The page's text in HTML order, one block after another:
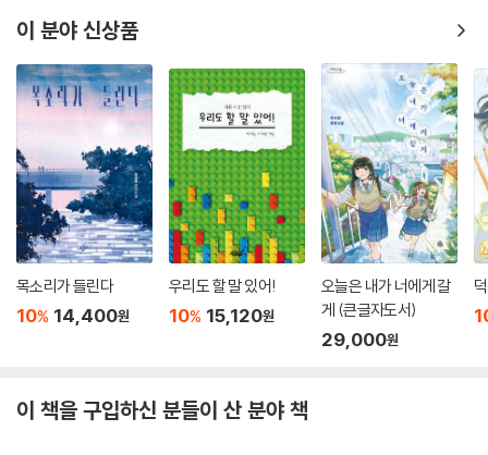
이 분야 신상품
목소리가 들린다
10% 14,400원
우리도 할 말 있어!
10% 15,120원
오늘은 내가 너에게 갈
게 (큰글자도서)
29,000원
이 책을 구입하신 분들이 산 분야 책